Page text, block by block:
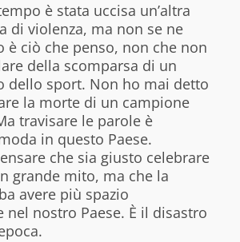
è stata uccisa un’altra
di violenza, ma non se ne
è ciò che penso, non che non
della scomparsa di un
dello sport. Non ho mai detto
la morte di un campione
travisare le parole è
in questo Paese.
che sia giusto celebrare
grande mito, ma che la
avere più spazio
nel nostro Paese. È il disastro